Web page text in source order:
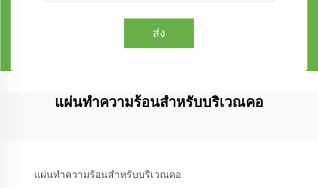
ส่ง
แผ่นทำความร้อนสำหรับบริเวณคอ
แผ่นทำความร้อนสำหรับบริเวณคอ